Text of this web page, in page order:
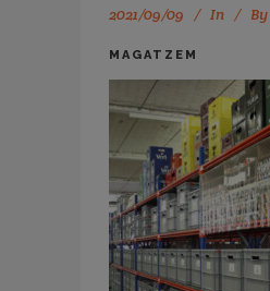
2021/09/09 In By
MAGATZEM